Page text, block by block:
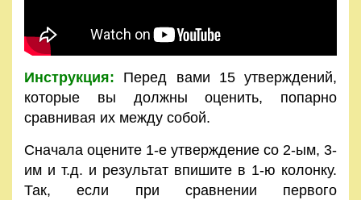
Инструкция: Перед вами 15 утверждений,
которые вы должны оценить, попарно
сравнивая их между собой.
Сначала оцените 1-е утверждение со 2-ым, 3-
им и т.д. и результат впишите в 1-ю колонку.
Так, если при сравнении первого